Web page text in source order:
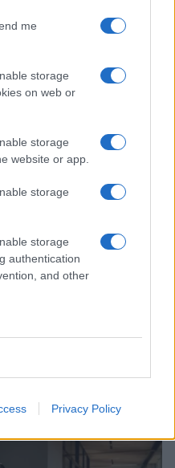
me
storage
on web or
storage
website or app.
storage
storage
authentication
and other
Privacy Policy
wat houdt dit in voor de